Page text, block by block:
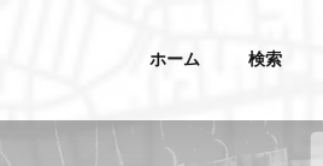
ホーム 検索